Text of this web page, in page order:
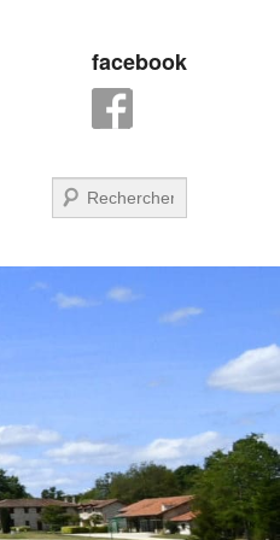
facebook
Recherche